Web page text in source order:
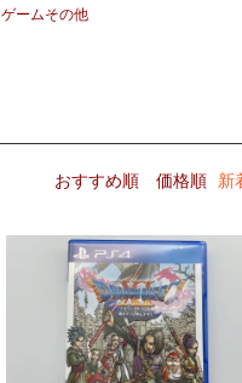
ゲームその他
おすすめ順 価格順 新